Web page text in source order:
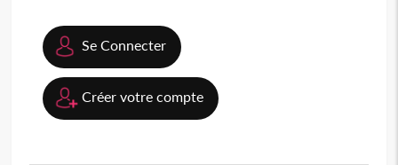
Se Connecter
Créer votre compte